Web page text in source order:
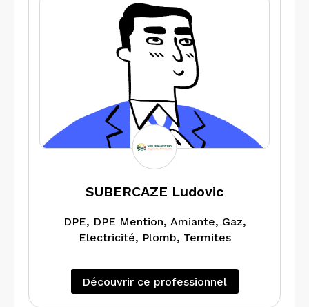
transactions entre particuliers et suis
votre unique interlocuteur pour toute
question.
Disponible 6 jours sur 7, mes délais
d’intervention ne dépassent jamais
48/72 heures et les rapports sont
transmis sous 48 heures.
Efficacité, Compétence, Discrétion
sont autant d’atouts qui me permettent
aujourd’hui d’être leader dans mon
secteur géographique d’activités.
SUBERCAZE Ludovic
DPE, DPE Mention, Amiante, Gaz,
Electricité, Plomb, Termites
Découvrir ce professionnel